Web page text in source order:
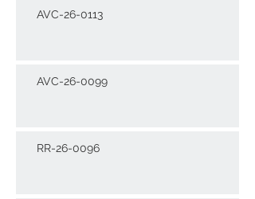
AVC-26-0113
AVC-26-0099
RR-26-0096